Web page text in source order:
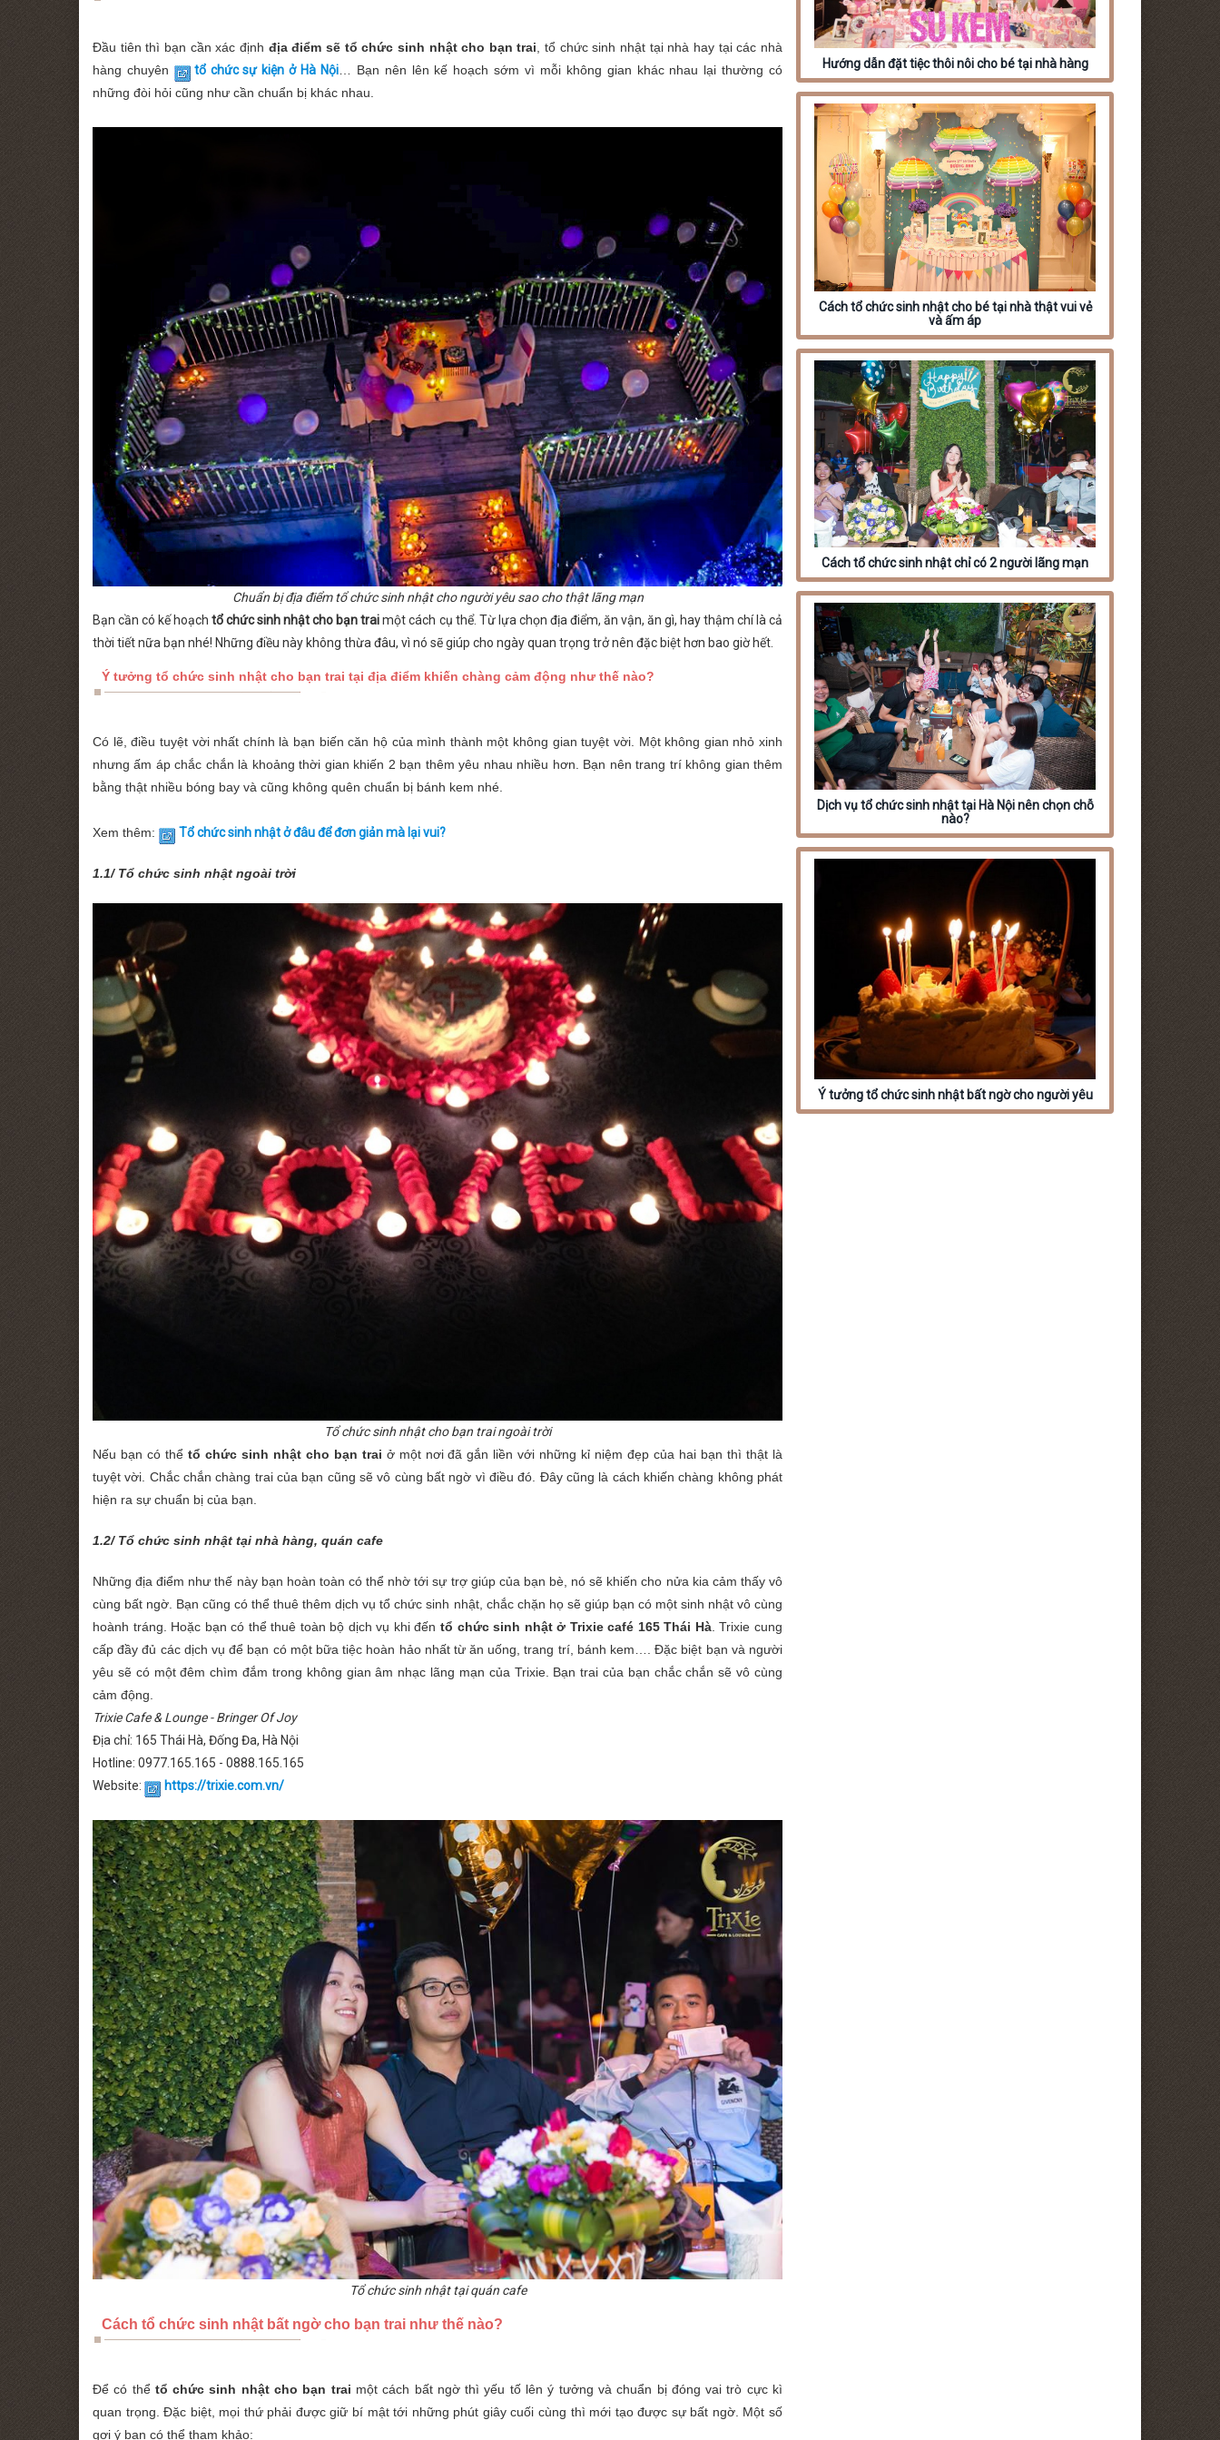
Đầu tiên thì bạn cần xác định địa điểm sẽ tổ chức sinh nhật cho bạn trai , tổ chức sinh nhật tại nhà hay tại các nhà
hàng chuyên
tổ chức sự kiện ở Hà Nội… Bạn nên lên kế hoạch sớm vì mỗi không gian khác nhau lại thường có
những đòi hỏi cũng như cần chuẩn bị khác nhau.
Chuẩn bị địa điểm tổ chức sinh nhật cho người yêu sao cho thật lãng mạn
Bạn cần có kế hoạchtổ chức sinh nhật cho bạn traimột cách cụ thể. Từ lựa chọn địa điểm, ăn vận, ăn gì, hay thậm chí là cả
thời tiết nữa bạn nhé! Những điều này không thừa đâu, vì nó sẽ giúp cho ngày quan trọng trở nên đặc biệt hơn bao giờ hết.
Ý tưởng tổ chức sinh nhật cho bạn trai tại địa điểm khiến chàng cảm động như thế nào?
Có lẽ, điều tuyệt vời nhất chính là bạn biến căn hộ của mình thành một không gian tuyệt vời. Một không gian nhỏ xinh
nhưng ấm áp chắc chắn là khoảng thời gian khiến 2 bạn thêm yêu nhau nhiều hơn. Bạn nên trang trí không gian thêm
bằng thật nhiều bóng bay và cũng không quên chuẩn bị bánh kem nhé.
Xem thêm: Tổ chức sinh nhật ở đâu để đơn giản mà lại vui?
1.1/ Tổ chức sinh nhật ngoài trời
Tổ chức sinh nhật cho bạn trai ngoài trời
Nếu bạn có thể tổ chức sinh nhật cho bạn trai ở một nơi đã gắn liền với những kỉ niệm đẹp của hai bạn thì thật là
tuyệt vời. Chắc chắn chàng trai của bạn cũng sẽ vô cùng bất ngờ vì điều đó. Đây cũng là cách khiến chàng không phát
hiện ra sự chuẩn bị của bạn.
1.2/ Tổ chức sinh nhật tại nhà hàng, quán cafe
Những địa điểm như thế này bạn hoàn toàn có thể nhờ tới sự trợ giúp của bạn bè, nó sẽ khiến cho nửa kia cảm thấy vô
cùng bất ngờ. Bạn cũng có thể thuê thêm dịch vụ tổ chức sinh nhật, chắc chặn họ sẽ giúp bạn có một sinh nhật vô cùng
hoành tráng. Hoặc bạn có thể thuê toàn bộ dịch vụ khi đếntổ chức sinh nhật ở Trixie café 165 Thái Hà. Trixie cung
cấp đầy đủ các dịch vụ để bạn có một bữa tiệc hoàn hảo nhất từ ăn uống, trang trí, bánh kem…. Đặc biệt bạn và người
yêu sẽ có một đêm chìm đắm trong không gian âm nhạc lãng mạn của Trixie. Bạn trai của bạn chắc chắn sẽ vô cùng
cảm động.
Trixie Cafe & Lounge - Bringer Of Joy
Địa chỉ: 165 Thái Hà, Đống Đa, Hà Nội
Hotline: 0977.165.165 - 0888.165.165
Website:
https://trixie.com.vn/
Tổ chức sinh nhật tại quán cafe
Cách tổ chức sinh nhật bất ngờ cho bạn trai như thế nào?
Để có thể tổ chức sinh nhật cho bạn trai một cách bất ngờ thì yếu tố lên ý tưởng và chuẩn bị đóng vai trò cực kì
quan trọng. Đặc biệt, mọi thứ phải được giữ bí mật tới những phút giây cuối cùng thì mới tạo được sự bất ngờ. Một số
gợi ý bạn có thể tham khảo:
Hướng dẫn đặt tiệc thôi nôi cho bé tại nhà hàng
Cách tổ chức sinh nhật cho bé tại nhà thật vui vẻ
và ấm áp
Cách tổ chức sinh nhật chỉ có 2 người lãng mạn
Dịch vụ tổ chức sinh nhật tại Hà Nội nên chọn chỗ
nào?
Ý tưởng tổ chức sinh nhật bất ngờ cho người yêu